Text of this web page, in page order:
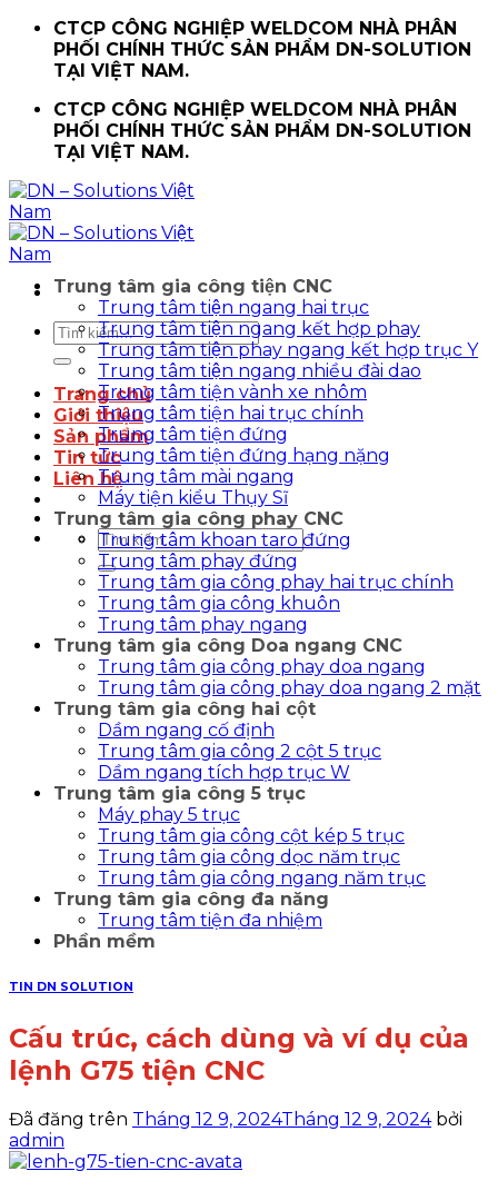
ChuyểnCTCP CÔNG NGHIỆP WELDCOM NHÀ PHÂN
PHỐI CHÍNH THỨC SẢN PHẨM DN-SOLUTION
TẠI VIỆT NAM.
CTCP CÔNG NGHIỆP WELDCOM NHÀ PHÂN
PHỐI CHÍNH THỨC SẢN PHẨM DN-SOLUTION
TẠI VIỆT NAM.
Tìm
kiếm:
Trang chủ
Giới thiệu
Sản phẩm
Tin tức
Liên hệ
Tìm
kiếm:
Trung tâm gia công tiện CNC
Trung tâm tiện ngang hai trục
Trung tâm tiện ngang kết hợp phay
Trung tâm tiện phay ngang kết hợp trục Y
Trung tâm tiện ngang nhiều đài dao
Trung tâm tiện vành xe nhôm
Trung tâm tiện hai trục chính
Trung tâm tiện đứng
Trung tâm tiện đứng hạng nặng
Trung tâm mài ngang
Máy tiện kiểu Thụy Sĩ
Trung tâm gia công phay CNC
Trung tâm khoan taro đứng
Trung tâm phay đứng
Trung tâm gia công phay hai trục chính
Trung tâm gia công khuôn
Trung tâm phay ngang
Trung tâm gia công Doa ngang CNC
Trung tâm gia công phay doa ngang
Trung tâm gia công phay doa ngang 2 mặt
Trung tâm gia công hai cột
Dầm ngang cố định
Trung tâm gia công 2 cột 5 trục
Dầm ngang tích hợp trục W
Trung tâm gia công 5 trục
Máy phay 5 trục
Trung tâm gia công cột kép 5 trục
Trung tâm gia công dọc năm trục
Trung tâm gia công ngang năm trục
Trung tâm gia công đa năng
Trung tâm tiện đa nhiệm
Phần mềm
TIN DN SOLUTION
Cấu trúc, cách dùng và ví dụ của
lệnh G75 tiện CNC
Đã đăng trên Tháng 12 9, 2024Tháng 12 9, 2024 bởi
admin